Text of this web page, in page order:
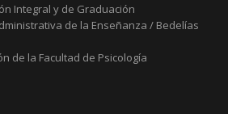
Integral y de Graduación
de la Enseñanza / Bedelías
de la Facultad de Psicología